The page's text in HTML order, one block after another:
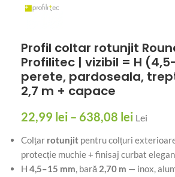
Profil coltar rotunjit
Profilitec | vizibil = H
perete, pardoseala,
2,7 m + capace
22,99 lei – 638,08 lei Lei
Colțar rotunjit pentru colțuri
protecție muchie + finisaj curbat
H 4,5–15 mm, bară 2,70 m — inox,